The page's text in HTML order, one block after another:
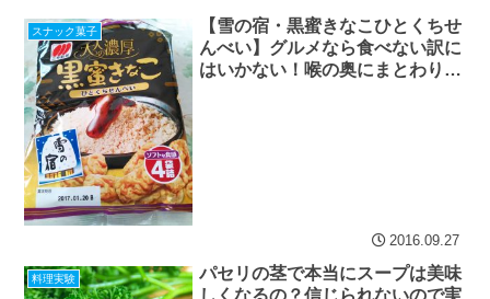
スナック菓子
【雪の宿・黒蜜きなこひとくちせ
んべい】グルメなら食べない訳に
はいかない！喉の奥にまとわりつ
2016.09.27
料理実験
パセリの茎で本当にスープは美味